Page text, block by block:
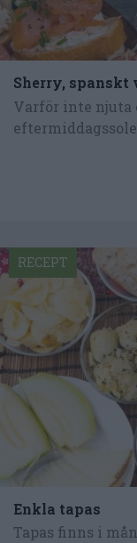
Sherry,
Varför inte njuta
Enkla tapas
Tapas finns i
RECEPT